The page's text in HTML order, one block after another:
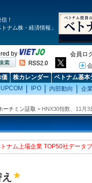
！
ナム株・経済情報」
by 会員ロ
価 株カレンダー ベトナム基本
UPCOM IPO 内部動向 企
ーチミン証取 > HNX30指数、11月3
ナム上場企業 TOP50社データ